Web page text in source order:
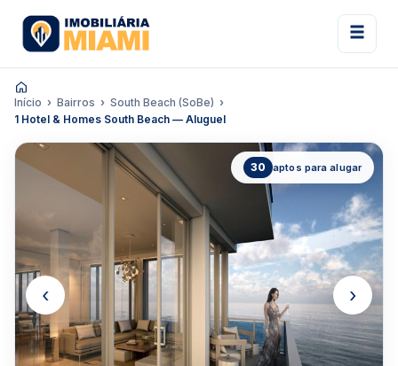
Início Bairros
South Beach (SoBe)
1 Hotel & Homes South Beach — Aluguel
30 aptos para alugar
‹ ›